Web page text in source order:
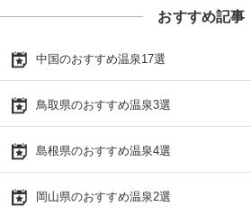
おすすめ記事
中国のおすすめ温泉17選
鳥取県のおすすめ温泉3選
島根県のおすすめ温泉4選
岡山県のおすすめ温泉2選